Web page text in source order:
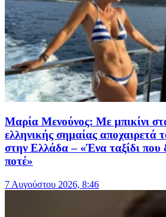
Μαρία Μενούνος: Με μπικίνι
ελληνικής σημαίας αποχαιρετά
στην Ελλάδα – «Ένα ταξίδι που
ποτέ»
7 Αυγούστου 2026, 8:46